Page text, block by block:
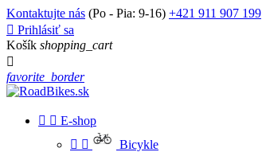
Kontaktujte nás (Po - Pia: 9-16) +421 911 907 199
 Prihlásiť sa
Košík shopping_cart

favorite_border
  E-shop
 
Bicykle